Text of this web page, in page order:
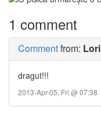
1 comment
Commentfrom: Lori
dragut!!!
2013-Apr-05, Fri @ 07:38